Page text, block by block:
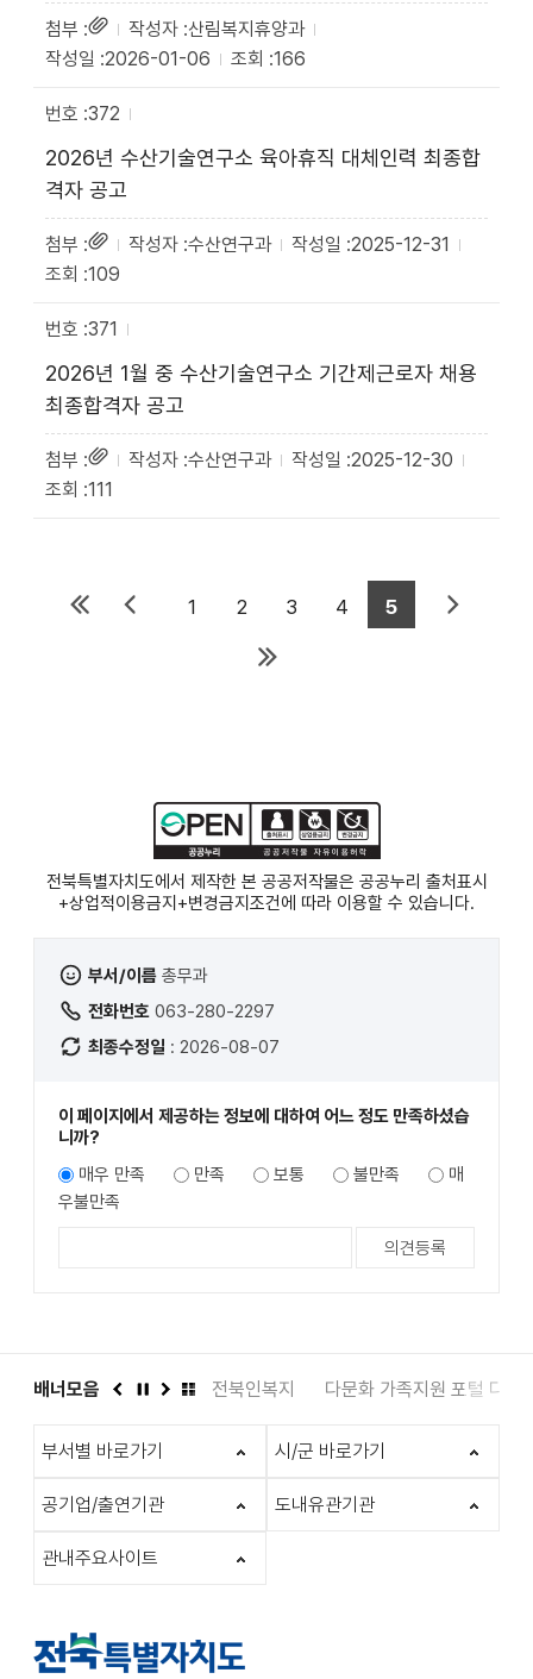
산림복지휴양과
2026-01-06
166
372
2026년 수산기술연구소 육아휴직 대체인력 최종합
격자 공고
수산연구과
2025-12-31
109
371
2026년 1월 중 수산기술연구소 기간제근로자 채용
최종합격자 공고
수산연구과
2025-12-30
111
1 2 3 4 5
전북특별자치도에서 제작한 본 공공저작물은 공공누리 출처표시
+상업적이용금지+변경금지 조건에 따라 이용할 수 있습니다.
부서/이름 총무과
전화번호 063-280-2297
최종수정일 : 2026-08-07
이 페이지에서 제공하는 정보에 대하여 어느 정도 만족하셨습
니까?
매우 만족
만족 보통 불만족
매
우불만족
배너모음
서관 인권상담 1331 전북인복지 다문화 가족지원 포털 다누
부서별 바로가기 시/군 바로가기
공기업/출연기관 도내유관기관
관내주요사이트